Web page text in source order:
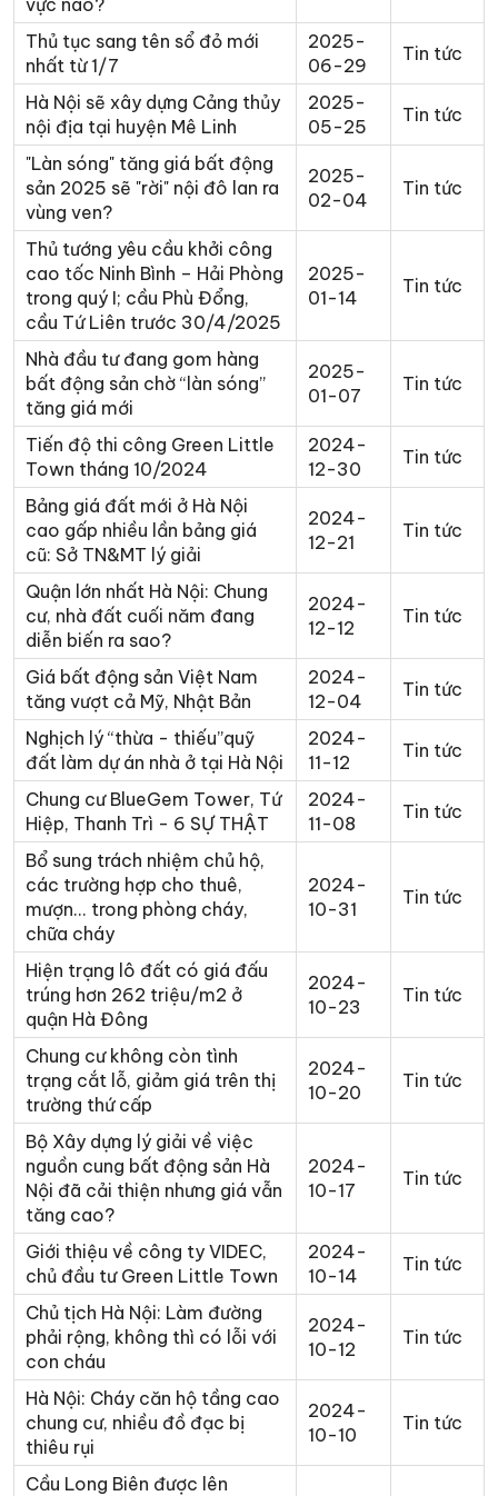
vực nào?
Thủ tục sang tên sổ đỏ mới
nhất từ 1/7
2025-
06-29
Tin tức
Hà Nội sẽ xây dựng Cảng thủy
nội địa tại huyện Mê Linh
2025-
05-25
Tin tức
"Làn sóng" tăng giá bất động
sản 2025 sẽ "rời" nội đô lan ra
vùng ven?
2025-
02-04
Tin tức
Thủ tướng yêu cầu khởi công
cao tốc Ninh Bình – Hải Phòng
trong quý I; cầu Phù Đổng,
cầu Tứ Liên trước 30/4/2025
2025-
01-14
Tin tức
Nhà đầu tư đang gom hàng
bất động sản chờ “làn sóng”
tăng giá mới
2025-
01-07
Tin tức
Tiến độ thi công Green Little
Town tháng 10/2024
2024-
12-30
Tin tức
Bảng giá đất mới ở Hà Nội
cao gấp nhiều lần bảng giá
cũ: Sở TN&MT lý giải
2024-
12-21
Tin tức
Quận lớn nhất Hà Nội: Chung
cư, nhà đất cuối năm đang
diễn biến ra sao?
2024-
12-12
Tin tức
Giá bất động sản Việt Nam
tăng vượt cả Mỹ, Nhật Bản
2024-
12-04
Tin tức
Nghịch lý “thừa - thiếu”quỹ
đất làm dự án nhà ở tại Hà Nội
2024-
11-12
Tin tức
Chung cư BlueGem Tower, Tứ
Hiệp, Thanh Trì - 6 SỰ THẬT
2024-
11-08
Tin tức
Bổ sung trách nhiệm chủ hộ,
các trường hợp cho thuê,
mượn... trong phòng cháy,
chữa cháy
2024-
10-31
Tin tức
Hiện trạng lô đất có giá đấu
trúng hơn 262 triệu/m2 ở
quận Hà Đông
2024-
10-23
Tin tức
Chung cư không còn tình
trạng cắt lỗ, giảm giá trên thị
trường thứ cấp
2024-
10-20
Tin tức
Bộ Xây dựng lý giải về việc
nguồn cung bất động sản Hà
Nội đã cải thiện nhưng giá vẫn
tăng cao?
2024-
10-17
Tin tức
Giới thiệu về công ty VIDEC,
chủ đầu tư Green Little Town
2024-
10-14
Tin tức
Chủ tịch Hà Nội: Làm đường
phải rộng, không thì có lỗi với
con cháu
2024-
10-12
Tin tức
Hà Nội: Cháy căn hộ tầng cao
chung cư, nhiều đồ đạc bị
thiêu rụi
2024-
10-10
Tin tức
Cầu Long Biên được lên